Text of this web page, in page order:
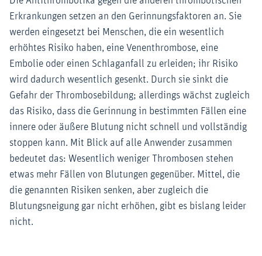
Erkrankungen setzen an den Gerinnungsfaktoren an. Sie
werden eingesetzt bei Menschen, die ein wesentlich
erhöhtes Risiko haben, eine Venenthrombose, eine
Embolie oder einen Schlaganfall zu erleiden; ihr Risiko
wird dadurch wesentlich gesenkt. Durch sie sinkt die
Gefahr der Thrombosebildung; allerdings wächst zugleich
das Risiko, dass die Gerinnung in bestimmten Fällen eine
innere oder äußere Blutung nicht schnell und vollständig
stoppen kann. Mit Blick auf alle Anwender zusammen
bedeutet das: Wesentlich weniger Thrombosen stehen
etwas mehr Fällen von Blutungen gegenüber. Mittel, die
die genannten Risiken senken, aber zugleich die
Blutungsneigung gar nicht erhöhen, gibt es bislang leider
nicht.